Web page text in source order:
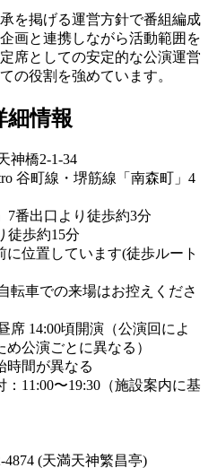
を掲げる運営方針で番組編成
画と連携しながら活動範囲を
席としての安定的な公演運営
の役割を強めています。
細情報
神橋2-1-34
谷町線・堺筋線「南森町」4
7番出口より徒歩約3分
徒歩約15分
位置しています(徒歩ルート
転車での来場はお控えくださ
席 14:00頃開演（公演回によ
公演ごとに異なる）
時間が異なる
11:00〜19:30（施設案内に基
4874 (天満天神繁昌亭)